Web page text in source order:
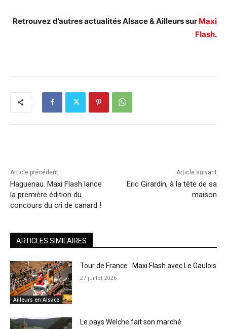
Retrouvez d’autres actualités Alsace & Ailleurs sur Maxi
Flash.
Article précédent
Haguenau. Maxi Flash lance
la première édition du
concours du cri de canard !
Article suivant
Eric Girardin, à la tête de sa
maison
ARTICLES SIMILAIRES
Ailleurs en Alsace
Tour de France : Maxi Flash avec Le Gaulois
27 juillet 2026
Le pays Welche fait son marché